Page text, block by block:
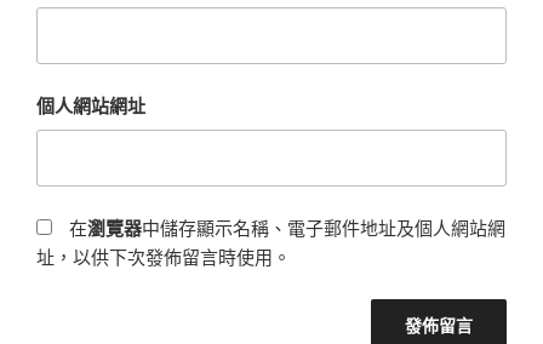
個人網站網址
在瀏覽器中儲存顯示名稱、電子郵件地址及個人網站網
址，以供下次發佈留言時使用。